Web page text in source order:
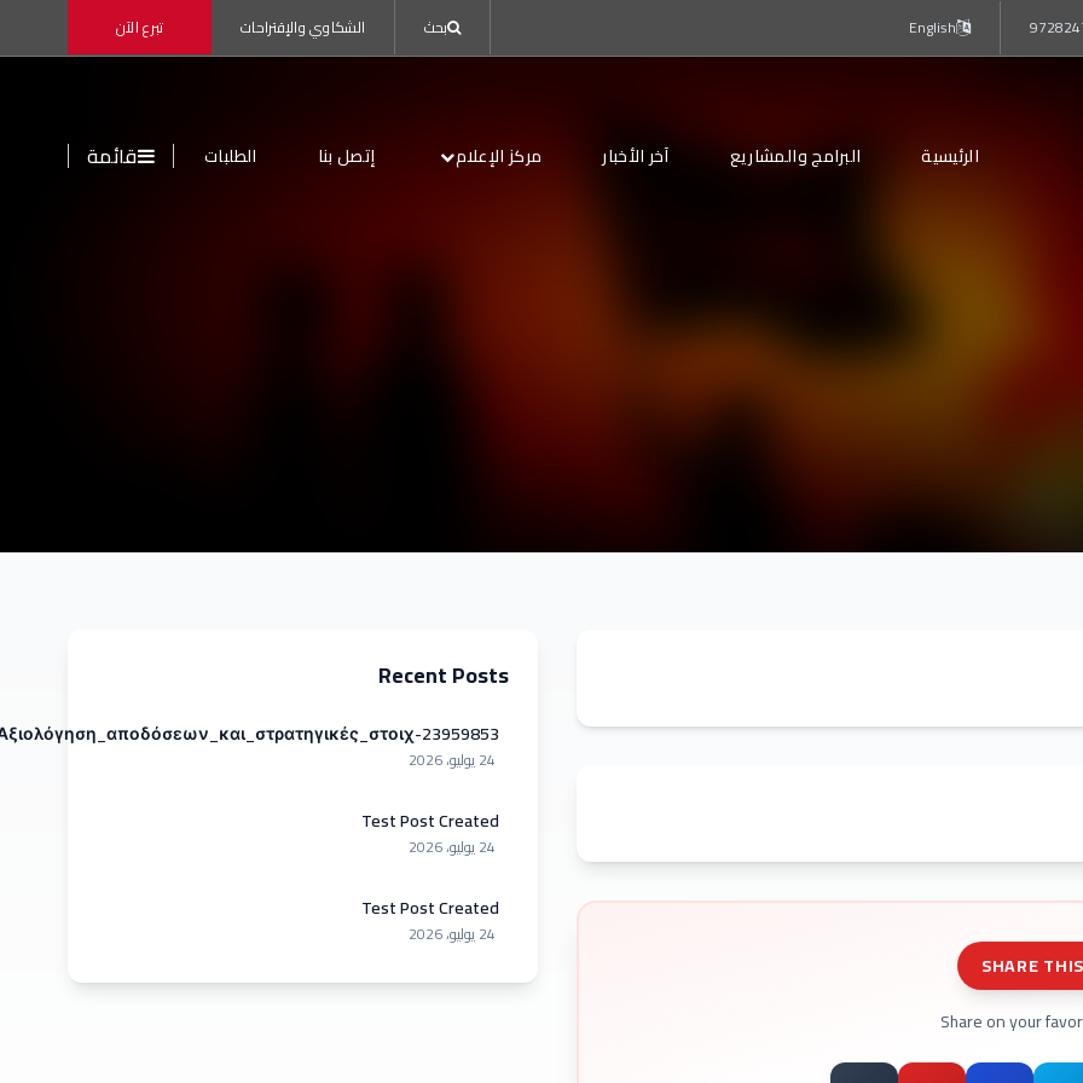
English بحث الشكاوي والإقتراحات تبرع الآن
الرئيسية البرامج والمشاريع آخر الأخبار مركز الإعلام إتصل بنا الطلبات قائمة
SHARE
Share on your
Recent Posts
23959853
Test Post Created
Test Post Created